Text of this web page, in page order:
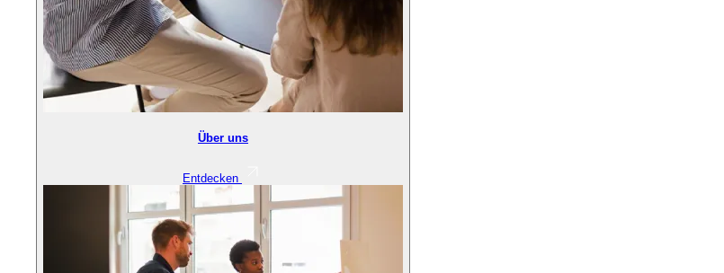
Über uns
Entdecken